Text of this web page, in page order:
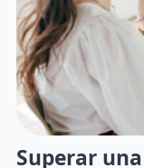
Superar